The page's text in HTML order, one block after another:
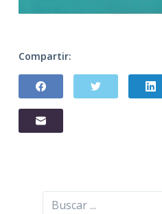
Compartir:
Buscar